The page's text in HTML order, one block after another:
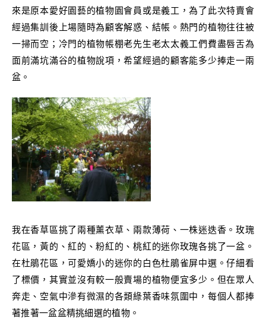
來是原本愛好園藝的植物園會員或是義工，為了此次特賣會
經過集訓後上場隨時為顧客解惑、結帳。熱門的植物往往被
一掃而空；冷門的植物帳棚老先生老太太義工們費盡唇舌為
面前滿坑滿谷的植物說項，希望經過的顧客能多少捧走一兩
盆。
我在香草區挑了兩種薰衣草、兩款薄荷、一株迷迭香。玫瑰
花區，黃的、紅的、粉紅的、桃紅的迷你玫瑰各挑了一盆。
在杜鵑花區，可愛嬌小的迷你的白色杜鵑雀屏中選。仔細看
了標價，其實並沒有較一般賣場的植物便宜多少。但在眾人
奔走、空氣中滲有微濕的各類綠葉香味氛圍中，每個人都捧
著推著一盆盆精挑細選的植物。